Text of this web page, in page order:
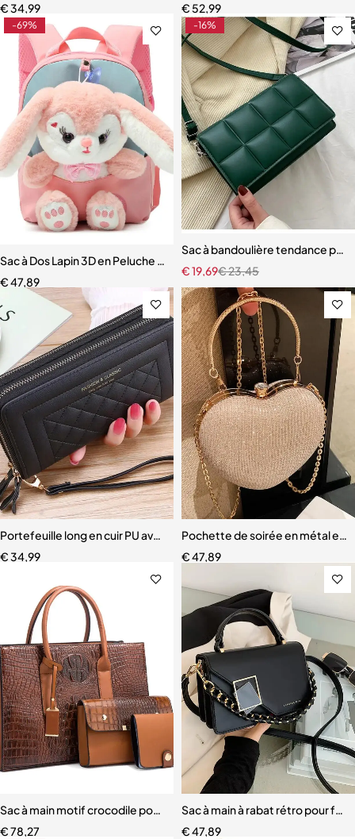
€34,99 € 52,99
-69%
Sac à Dos Lapin 3D en Peluche pour Garçon et Fille
€47,89
-16%
Sac à bandoulière tendance
€23,45
€19,69
Portefeuille long en cuir PU avec pompon pour femme
€34,99
Pochette de soirée en métal en
€47,89
Sac à main motif crocodile pour femme
€78,27
Sac à main à rabat rétro pour
€47,89